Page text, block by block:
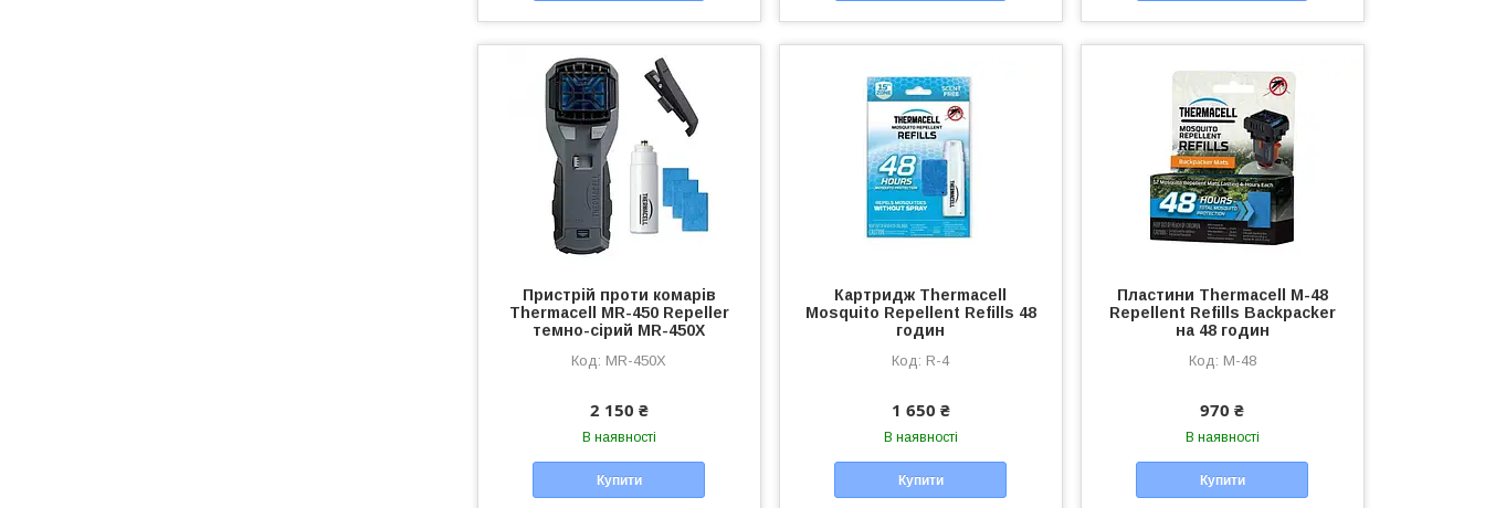
Пристрій проти комарів
Thermacell MR-450 Repeller
темно-сірий MR-450X
MR-450X
2 150 ₴
В наявності
Купити
Картридж Thermacell
Mosquito Repellent Refills 48
годин
R-4
1 650 ₴
В наявності
Купити
Пластини Thermacell M-48
Repellent Refills Backpacker
на 48 годин
M-48
970 ₴
В наявності
Купити